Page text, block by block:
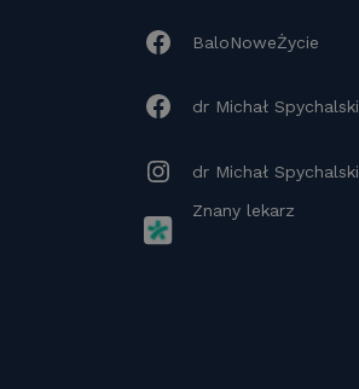
BaloNoweŻycie
dr Michał Spychalski
dr Michał Spychalski
Znany lekarz